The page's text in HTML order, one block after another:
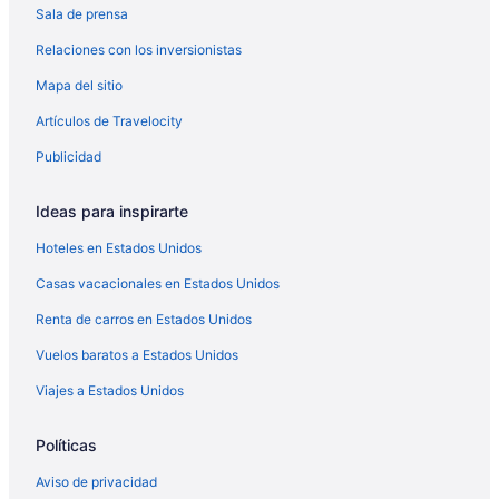
Hoteles de Starwood Capital en Centro de Orlando
Walt Disney World Resort en Centro de Orlando
Hoteles en Colonial Town Center
Aston Resorts en Doctor Phillips
Hilton Hotels en Doctor Phillips
Hoteles en Fairview Shores
Hoteles en Fern Park
Hoteles de La Quinta Inn & Suites en Forest City
Hoteles en Goldenrod
Spm Resorts en Gotha
Hoteles cerca de Lake Eola Park
Hoteles románticos en Maitland
Hoteles con cocina en Maitland
Sala de prensa
Relaciones con los inversionistas
Mapa del sitio
Artículos de Travelocity
Publicidad
Ideas para inspirarte
Hoteles en Estados Unidos
Casas vacacionales en Estados Unidos
Renta de carros en Estados Unidos
Vuelos baratos a Estados Unidos
Viajes a Estados Unidos
Políticas
Aviso de privacidad